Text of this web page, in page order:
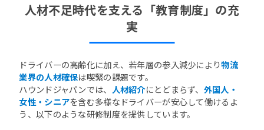
人材不足時代を支える「教育制度」の充
実
ドライバーの高齢化に加え、若年層の参入減少により物流
業界の人材確保は喫緊の課題です。
ハウンドジャパンでは、
人材紹介にとどまらず、 外国人・
女性・シニアを含む多様なドライバーが安心して働けるよ
う、以下のような研修制度を提供しています。